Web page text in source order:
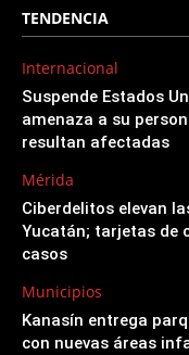
TENDENCIA
Internacional
Suspende Estados
amenaza a su
resultan afectadas
Mérida
Ciberdelitos elevan
Yucatán; tarjetas de
casos
Municipios
Kanasín entrega
con nuevas áreas